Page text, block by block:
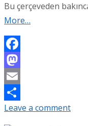
Bu çerçeveden
More…
Facebook
Mastodon
Email
Share
Leave a comment